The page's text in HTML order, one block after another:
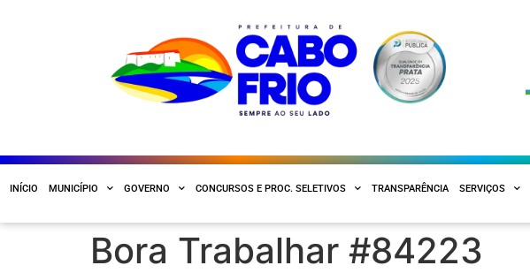
INÍCIO MUNICÍPIO GOVERNO CONCURSOS E PROC. SELETIVOS TRANSPARÊNCIA SERVIÇOS
Bora Trabalhar #84223